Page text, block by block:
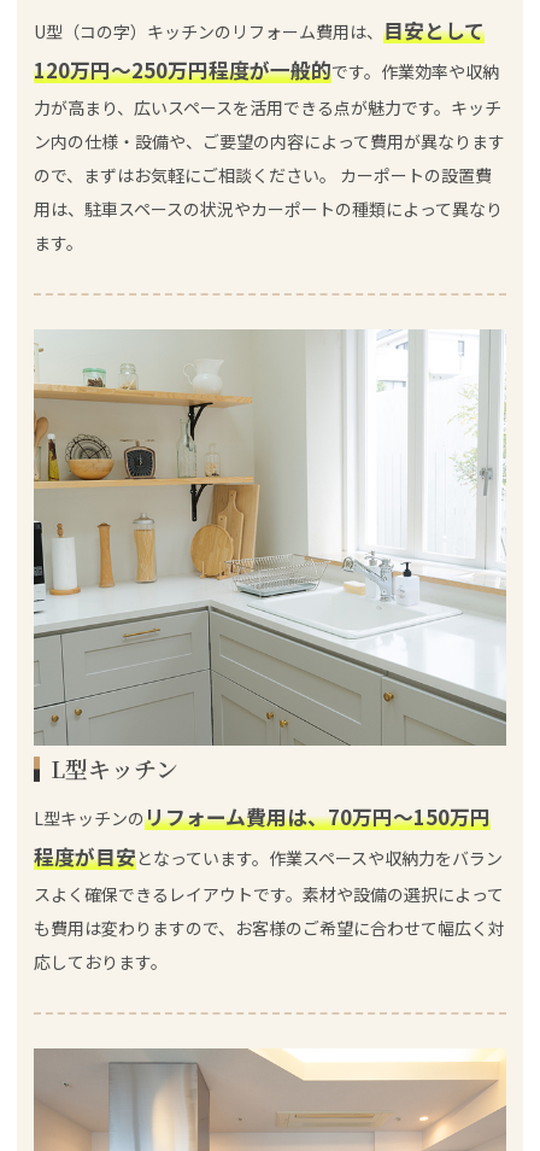
U型（コの字）キッチンのリフォーム費用は、 目安として
120万円～250万円程度が一般的です。作業効率や収納
力が高まり、広いスペースを活用できる点が魅力です。キッチ
ン内の仕様・設備や、ご要望の内容によって費用が異なります
ので、まずはお気軽にご相談ください。 カーポートの設置費
用は、駐車スペースの状況やカーポートの種類によって異なり
ます。
L型キッチン
L型キッチンのリフォーム費用は、70万円～150万円
程度が目安となっています。作業スペースや収納力をバラン
スよく確保できるレイアウトです。素材や設備の選択によって
も費用は変わりますので、お客様のご希望に合わせて幅広く対
応しております。